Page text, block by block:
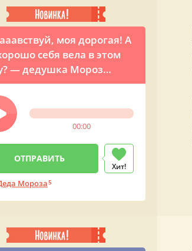
моя дорогая! А
себя вела в этом
— дедушка Мороз
поздравляет
с Новым годом по
00:00
Хит!
Мороза5